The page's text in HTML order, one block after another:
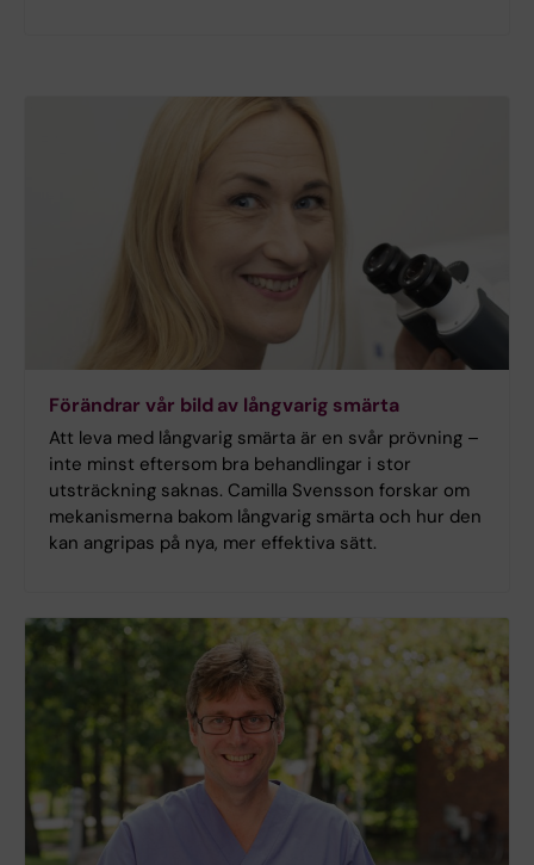
Förändrar vår bild av långvarig smärta
Att leva med långvarig smärta är en svår prövning –
inte minst eftersom bra behandlingar i stor
utsträckning saknas. Camilla Svensson forskar om
mekanismerna bakom långvarig smärta och hur den
kan angripas på nya, mer effektiva sätt.